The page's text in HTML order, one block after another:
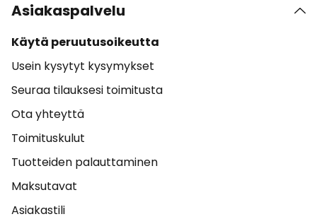
Asiakaspalvelu
Käytä peruutusoikeutta
Usein kysytyt kysymykset
Seuraa tilauksesi toimitusta
Ota yhteyttä
Toimituskulut
Tuotteiden palauttaminen
Maksutavat
Asiakastili